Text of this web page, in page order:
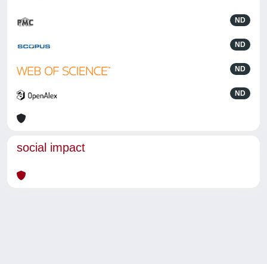
ND
ND
ND
ND
social impact